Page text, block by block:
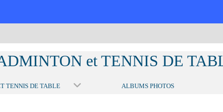
et TENNIS DE
TENNIS DE TABLE ALBUMS PHOTOS